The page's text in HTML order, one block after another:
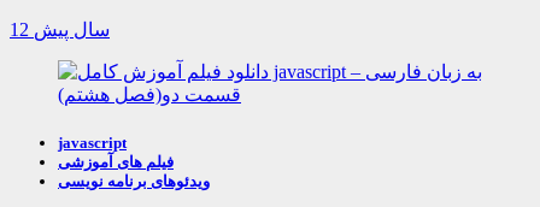
12 سال پیش
javascript
فیلم های آموزشی
ویدئوهای برنامه نویسی